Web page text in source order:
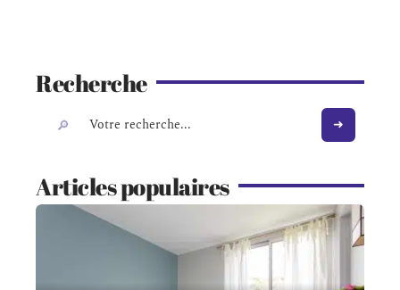
Recherche
Articles populaires